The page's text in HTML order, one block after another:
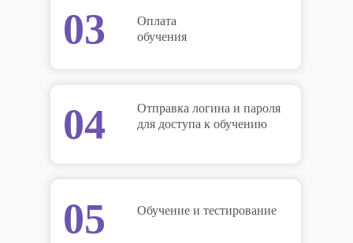
03
04
05
Оплата
обучения
Отправка логина и пароля
для доступа к обучению
Обучение и тестирование